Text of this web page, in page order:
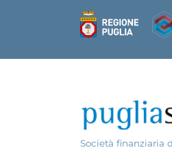
Società finanziaria